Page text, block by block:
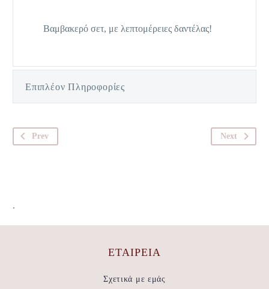
Βαμβακερό σετ, με λεπτομέρειες δαντέλας!
Επιπλέον Πληροφορίες
Prev Next
.
ΕΤΑΙΡΕΊΑ
Σχετικά με εμάς